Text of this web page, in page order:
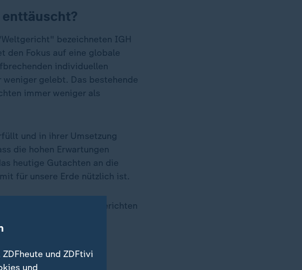
enttäuscht?
bezeichneten IGH
den Fokus auf eine globale
individuellen
gelebt. Das bestehende
immer weniger als
und in ihrer Umsetzung
die hohen Erwartungen
heutige Gutachten an die
für unsere Erde nützlich ist.
das IGH-Gutachten berichten
und ZDFtivi
und